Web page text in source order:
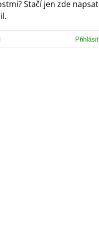
Stačí jen zde napsat
Přihlásit